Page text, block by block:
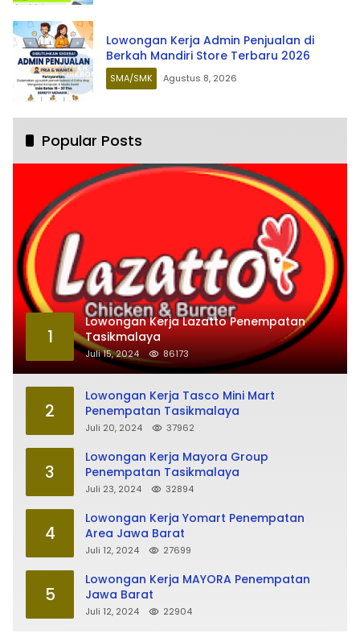
Lowongan Kerja Admin Penjualan di
Berkah Mandiri Store Terbaru 2026
SMA/SMK Agustus 8, 2026
Popular Posts
1
Lowongan Kerja Lazatto Penempatan
Tasikmalaya
Juli 15, 2024 86173
2
Lowongan Kerja Tasco Mini Mart
Penempatan Tasikmalaya
Juli 20, 2024 37962
3
Lowongan Kerja Mayora Group
Penempatan Tasikmalaya
Juli 23, 2024 32894
4
Lowongan Kerja Yomart Penempatan
Area Jawa Barat
Juli 12, 2024 27699
5
Lowongan Kerja MAYORA Penempatan
Jawa Barat
Juli 12, 2024 22904